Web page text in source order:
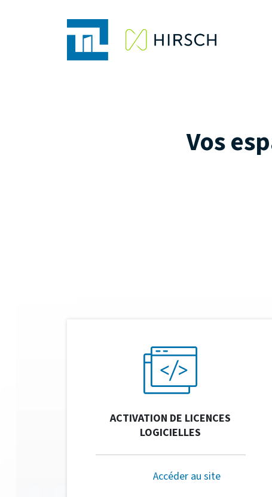
Vos
ACTIVATION DE LICENCES
LOGICIELLES
Accéder au site